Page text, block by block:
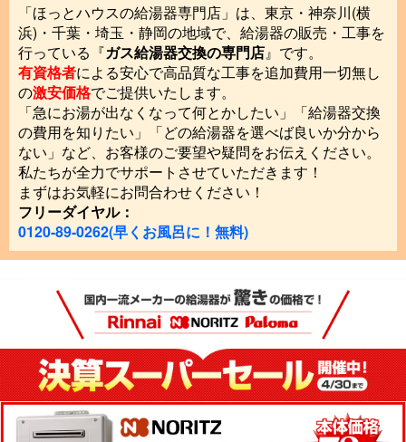
「ほっとハウスの給湯器専門店」は、東京・神奈川(横
浜)・千葉・埼玉・静岡の地域で、給湯器の販売・工事を
行っている『ガス給湯器交換の専門店』です。
有資格者による安心で高品質な工事を追加費用一切無し
の激安価格でご提供いたします。
「急にお湯が出なくなって何とかしたい」「給湯器交換
の費用を知りたい」「どの給湯器を選べば良いか分から
ない」など、お客様のご要望や疑問をお伝えください。
私たちが全力でサポートさせていただきます！
まずはお気軽にお問合わせください！
フリーダイヤル：
0120-89-0262(早くお風呂に！無料)